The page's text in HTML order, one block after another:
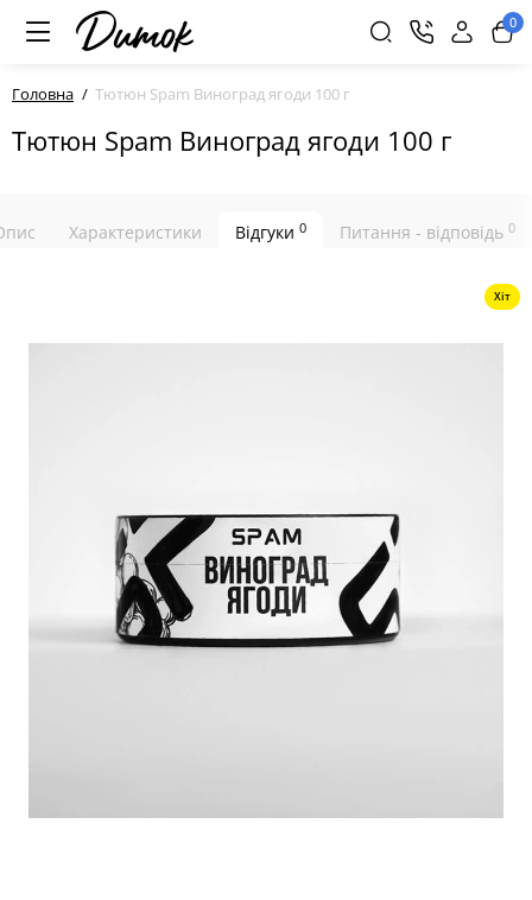
0
Головна Тютюн Spam Виноград ягоди 100 г
Тютюн Spam Виноград ягоди 100 г
Характеристики Відгуки 0 Питання - відповідь 0
Хіт